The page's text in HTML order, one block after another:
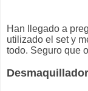
Han llegado a
utilizado el set y
todo. Seguro que